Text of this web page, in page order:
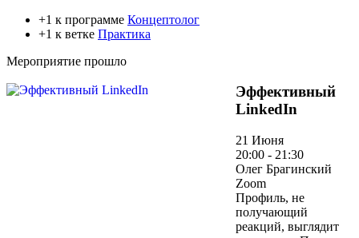
+1 к программе Концептолог
+1 к ветке Практика
Мероприятие прошло
Эффективный
LinkedIn
21 Июня
20:00 - 21:30
Олег Брагинский
Zoom
Профиль, не
получающий
реакций, выглядит